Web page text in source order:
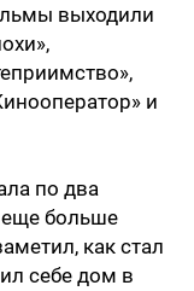
выходили
и
по два
больше
как стал
себе дом в